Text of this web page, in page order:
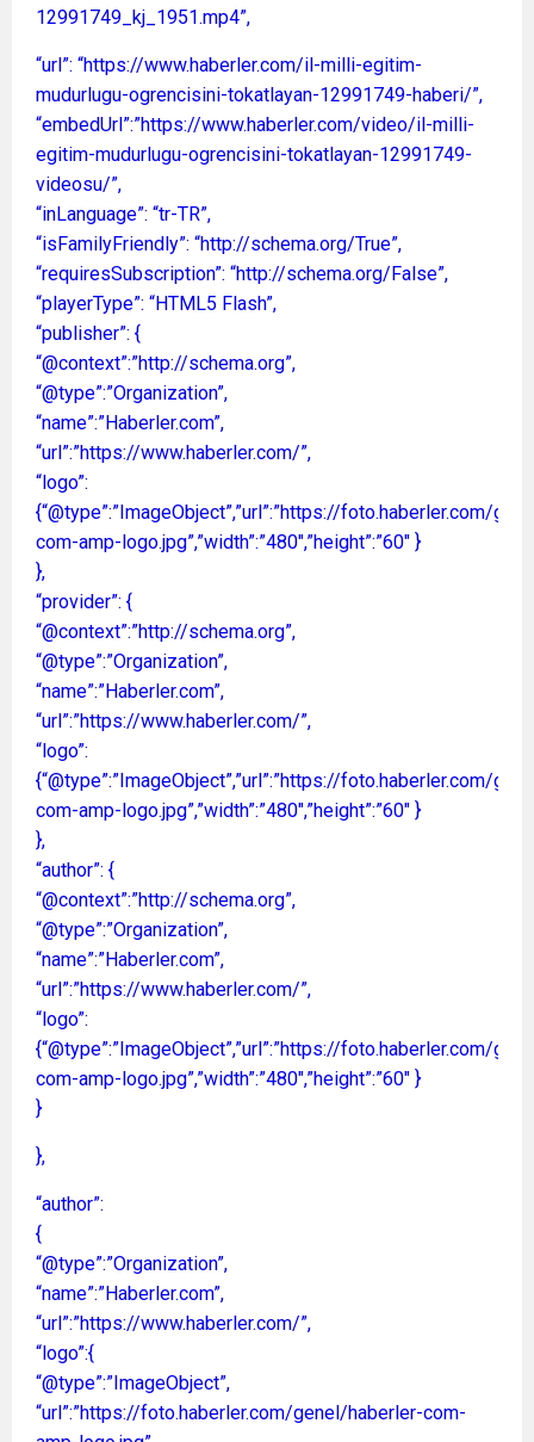
12991749_kj_1951.mp4”,
“url”: “https://www.haberler.com/il-milli-egitim-
mudurlugu-ogrencisini-tokatlayan-12991749-haberi/”,
“embedUrl”:”https://www.haberler.com/video/il-milli-
egitim-mudurlugu-ogrencisini-tokatlayan-12991749-
videosu/”,
“inLanguage”: “tr-TR”,
“isFamilyFriendly”: “http://schema.org/True”,
“requiresSubscription”: “http://schema.org/False”,
“playerType”: “HTML5 Flash”,
“publisher”: {
“@context”:”http://schema.org”,
“@type”:”Organization”,
“name”:”Haberler.com”,
“url”:”https://www.haberler.com/”,
“logo”:
{“@type”:”ImageObject”,”url”:”https://foto.haberler.com/
com-amp-logo.jpg”,”width”:”480″,”height”:”60″ }
},
“provider”: {
“@context”:”http://schema.org”,
“@type”:”Organization”,
“name”:”Haberler.com”,
“url”:”https://www.haberler.com/”,
“logo”:
{“@type”:”ImageObject”,”url”:”https://foto.haberler.com/
com-amp-logo.jpg”,”width”:”480″,”height”:”60″ }
},
“author”: {
“@context”:”http://schema.org”,
“@type”:”Organization”,
“name”:”Haberler.com”,
“url”:”https://www.haberler.com/”,
“logo”:
{“@type”:”ImageObject”,”url”:”https://foto.haberler.com/
com-amp-logo.jpg”,”width”:”480″,”height”:”60″ }
}
},
“author”:
{
“@type”:”Organization”,
“name”:”Haberler.com”,
“url”:”https://www.haberler.com/”,
“logo”:{
“@type”:”ImageObject”,
“url”:”https://foto.haberler.com/genel/haberler-com-